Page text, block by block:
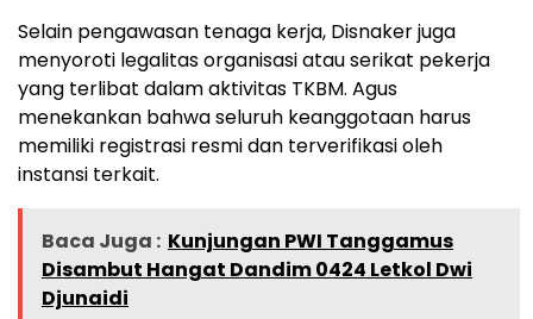
Selain pengawasan tenaga kerja, Disnaker juga
menyoroti legalitas organisasi atau serikat pekerja
yang terlibat dalam aktivitas TKBM. Agus
menekankan bahwa seluruh keanggotaan harus
memiliki registrasi resmi dan terverifikasi oleh
instansi terkait.
Baca Juga : Kunjungan PWI Tanggamus
Disambut Hangat Dandim 0424 Letkol Dwi
Djunaidi